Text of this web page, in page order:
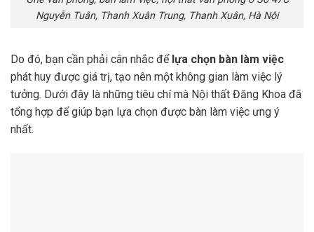
Nguyễn Tuân, Thanh Xuân Trung, Thanh Xuân, Hà Nội
Do đó, bạn cần phải cân nhắc đểlựa chọn bàn làm việc
phát huy được giá trị, tạo nên một không gian làm việc lý
tưởng. Dưới đây là những tiêu chí mà Nội thất Đăng Khoa đã
tổng hợp để giúp bạn lựa chọn được bàn làm việc ưng ý
nhất.